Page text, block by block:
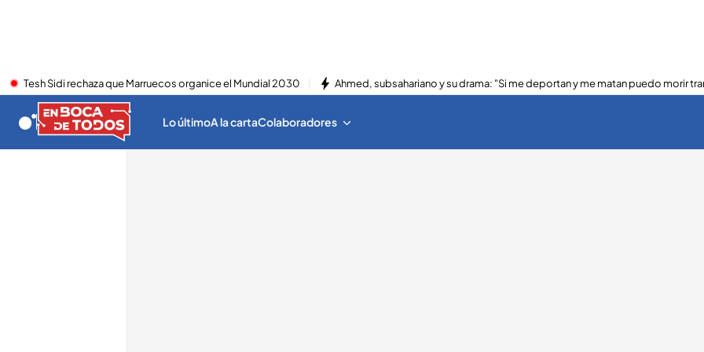
Tesh Sidi rechaza que Marruecos organice el Mundial 2030 Ahmed, subsahariano y su drama: "Si me deportan y me matan puedo morir
Lo últimoA la cartaColaboradores